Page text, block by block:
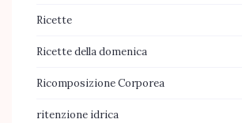
Ricette
Ricette della domenica
Ricomposizione Corporea
ritenzione idrica